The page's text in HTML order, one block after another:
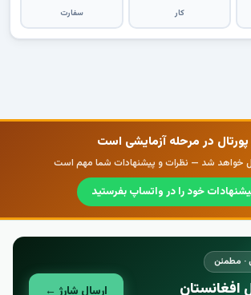
کار سفارت
در مرحله آزمایشی است
خواهد شد — نظرات و پیشنهادات شما مهم است
خود را در واتساپ بفرستید
افغانستان